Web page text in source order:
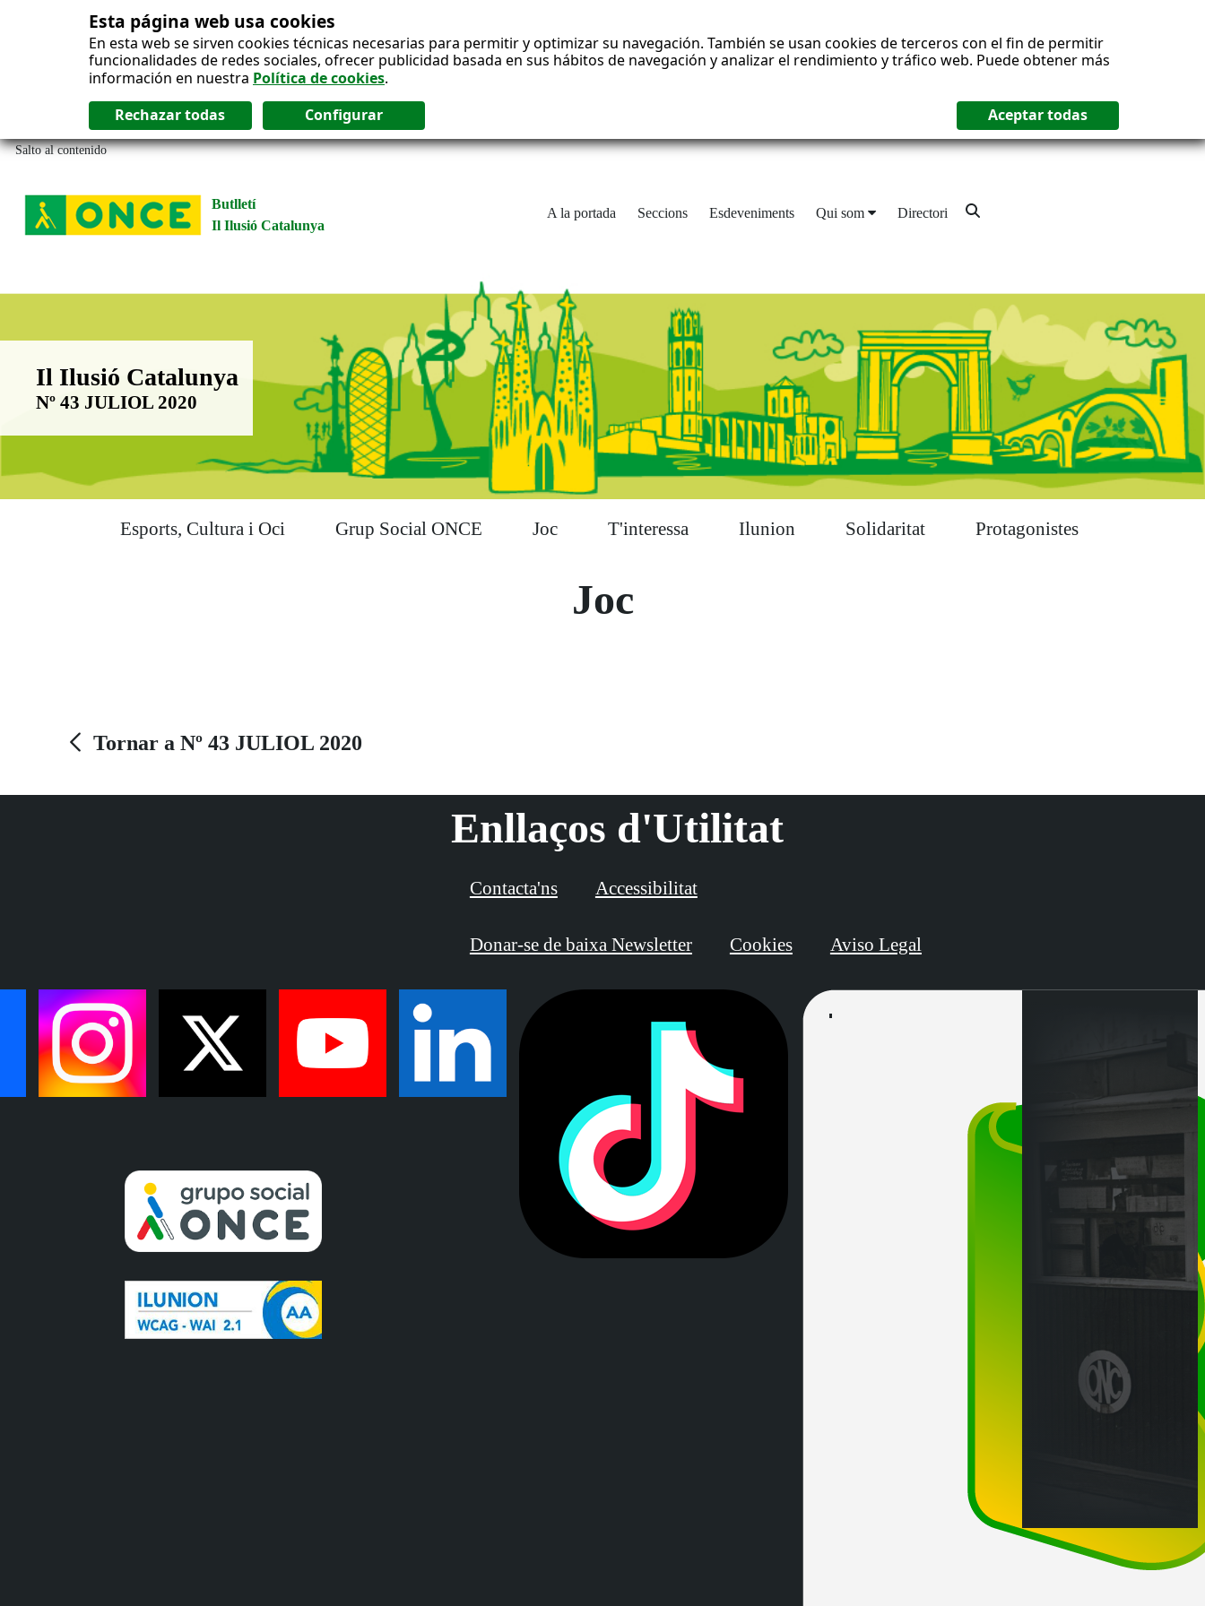
Esta página web usa cookies
En esta web se sirven cookies técnicas necesarias para permitir y optimizar su navegación. También se usan cookies de terceros con el fin de permitir
funcionalidades de redes sociales, ofrecer publicidad basada en sus hábitos de navegación y analizar el rendimiento y tráfico web. Puede obtener más
información en nuestra Política de cookies.
Salto al contenido
Butlletí
Il Ilusió Catalunya
A la portada Seccions Esdeveniments Qui som Directori
Boletín Il·lusió Catalunya
Il Ilusió Catalunya
Nº 43 JULIOL 2020
Esports, Cultura i Oci Grup Social ONCE Joc T'interessa Ilunion Solidaritat Protagonistes
Joc
Tornar a Nº 43 JULIOL 2020
Enllaços d'Utilitat
Contacta'ns Accessibilitat
Donar-se de baixa Newsletter Cookies Aviso Legal